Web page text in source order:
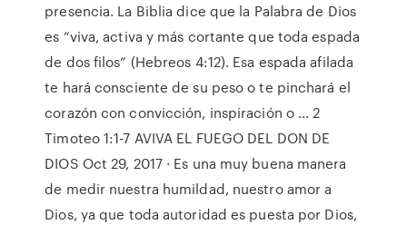
presencia. La Biblia dice que la Palabra de Dios
es “viva, activa y más cortante que toda espada
de dos filos” (Hebreos 4:12). Esa espada afilada
te hará consciente de su peso o te pinchará el
corazón con convicción, inspiración o … 2
Timoteo 1:1-7 AVIVA EL FUEGO DEL DON DE
DIOS Oct 29, 2017 · Es una muy buena manera
de medir nuestra humildad, nuestro amor a
Dios, ya que toda autoridad es puesta por Dios,